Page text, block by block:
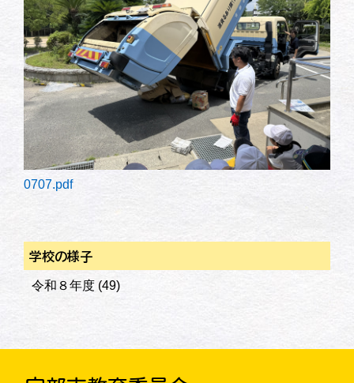
0707.pdf
学校の様子
令和８年度 (49)